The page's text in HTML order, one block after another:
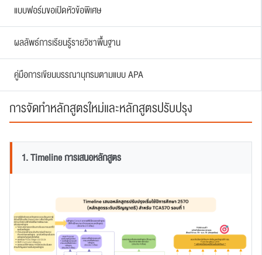
แบบฟอร์มขอเปิดหัวข้อพิเศษ
ผลลัพธ์การเรียนรู้รายวิชาพื้นฐาน
คู่มือการเขียนบรรณานุกรมตามแบบ APA
การจัดทำหลักสูตรใหม่และหลักสูตรปรับปรุง
1. Timeline การเสนอหลักสูตร